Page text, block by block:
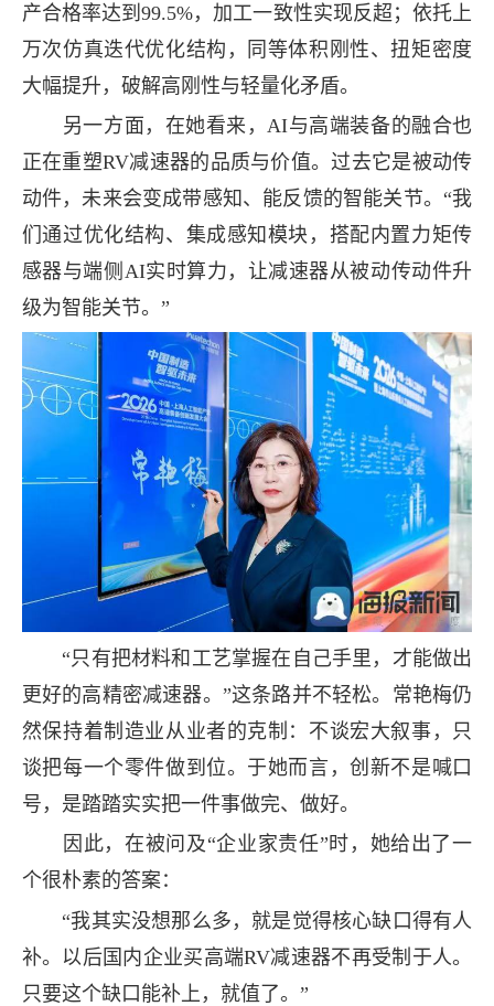
产合格率达到99.5%，加工一致性实现反超；依托上
万次仿真迭代优化结构，同等体积刚性、扭矩密度
大幅提升，破解高刚性与轻量化矛盾。
另一方面，在她看来，AI与高端装备的融合也
正在重塑RV减速器的品质与价值。过去它是被动传
动件，未来会变成带感知、能反馈的智能关节。“我
们通过优化结构、集成感知模块，搭配内置力矩传
感器与端侧AI实时算力，让减速器从被动传动件升
级为智能关节。”
“只有把材料和工艺掌握在自己手里，才能做出
更好的高精密减速器。”这条路并不轻松。常艳梅仍
然保持着制造业从业者的克制：不谈宏大叙事，只
谈把每一个零件做到位。于她而言，创新不是喊口
号，是踏踏实实把一件事做完、做好。
因此，在被问及“企业家责任”时，她给出了一
个很朴素的答案：
“我其实没想那么多，就是觉得核心缺口得有人
补。以后国内企业买高端RV减速器不再受制于人。
只要这个缺口能补上，就值了。”